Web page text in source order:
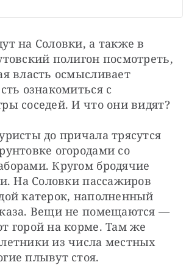
на Соловки, а также в
полигон посмотреть,
власть осмысливает
ознакомиться с
соседей. И что они видят?
до причала трясутся
огородами со
Кругом бродячие
На Соловки пассажиров
катерок, наполненный
Вещи не помещаются —
горой на корме. Там же
из числа местных
плывут стоя.